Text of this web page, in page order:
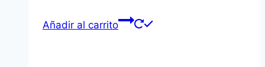
Añadir al carrito